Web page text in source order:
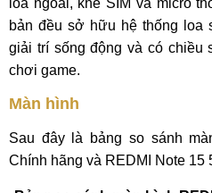
loa ngoài, khe SIM và micro
bản đều sở hữu hệ thống loa
giải trí sống động và có chiều
chơi game.
Màn hình
Sau đây là bảng so sánh
Chính hãng và REDMI Note 15